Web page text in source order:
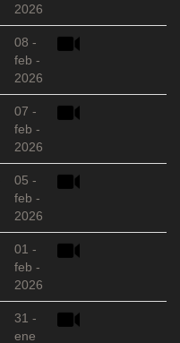
2026
08 -
feb -
2026
07 -
feb -
2026
05 -
feb -
2026
01 -
feb -
2026
31 -
ene